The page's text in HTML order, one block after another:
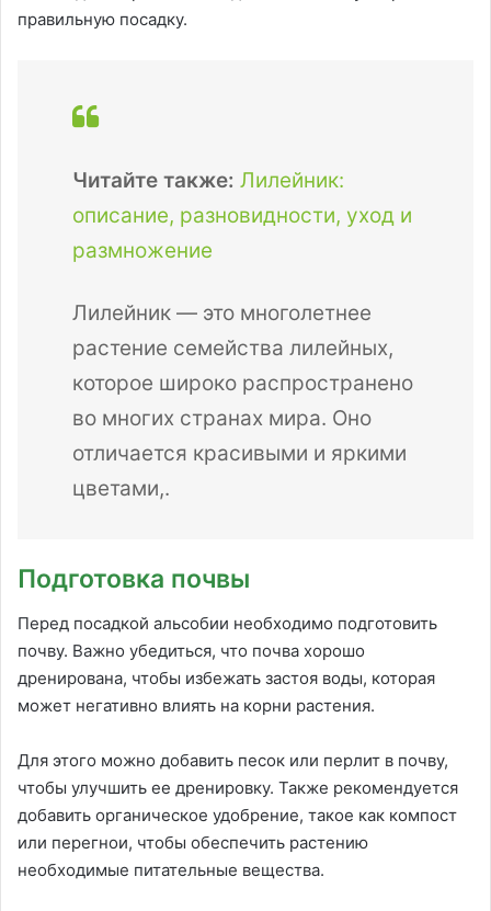
правильную посадку.
Читайте также: Лилейник:
описание, разновидности, уход и
размножение
Лилейник — это многолетнее
растение семейства лилейных,
которое широко распространено
во многих странах мира. Оно
отличается красивыми и яркими
цветами,.
Подготовка почвы
Перед посадкой альсобии необходимо подготовить
почву. Важно убедиться, что почва хорошо
дренирована, чтобы избежать застоя воды, которая
может негативно влиять на корни растения.
Для этого можно добавить песок или перлит в почву,
чтобы улучшить ее дренировку. Также рекомендуется
добавить органическое удобрение, такое как компост
или перегнои, чтобы обеспечить растению
необходимые питательные вещества.